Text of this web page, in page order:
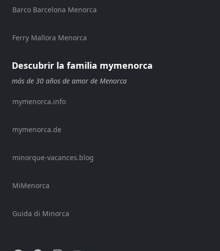
Terrazas
Beach
Shopping
Traslados
Alquiler
bicicletas
Alquiler
kayaks
barcos
Barco Barcelona Menorca
Ferry Mallora Menorca
Descubrir la familia mymenorca
más de 30 años de amor de Menorca
mymenorca.info
mymenorca.de
minorque-vacances.blog
MiMenorca
Guida di Minorca